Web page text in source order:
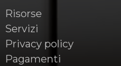
Risorse
Servizi
Privacy policy
Pagamenti